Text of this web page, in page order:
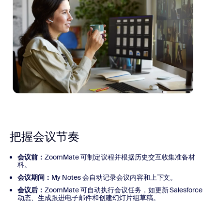
把握会议节奏
会议前： ZoomMate 可制定议程并根据历史交互收集准备材
料。
会议期间： My Notes 会自动记录会议内容和上下文。
会议后： ZoomMate 可自动执行会议任务，如更新 Salesforce
动态、生成跟进电子邮件和创建幻灯片组草稿。